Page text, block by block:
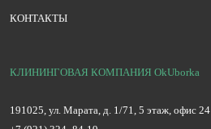
КОНТАКТЫ
КЛИНИНГОВАЯ КОМПАНИЯ OkUborka
191025, ул. Марата, д. 1/71, 5 этаж, офис 24